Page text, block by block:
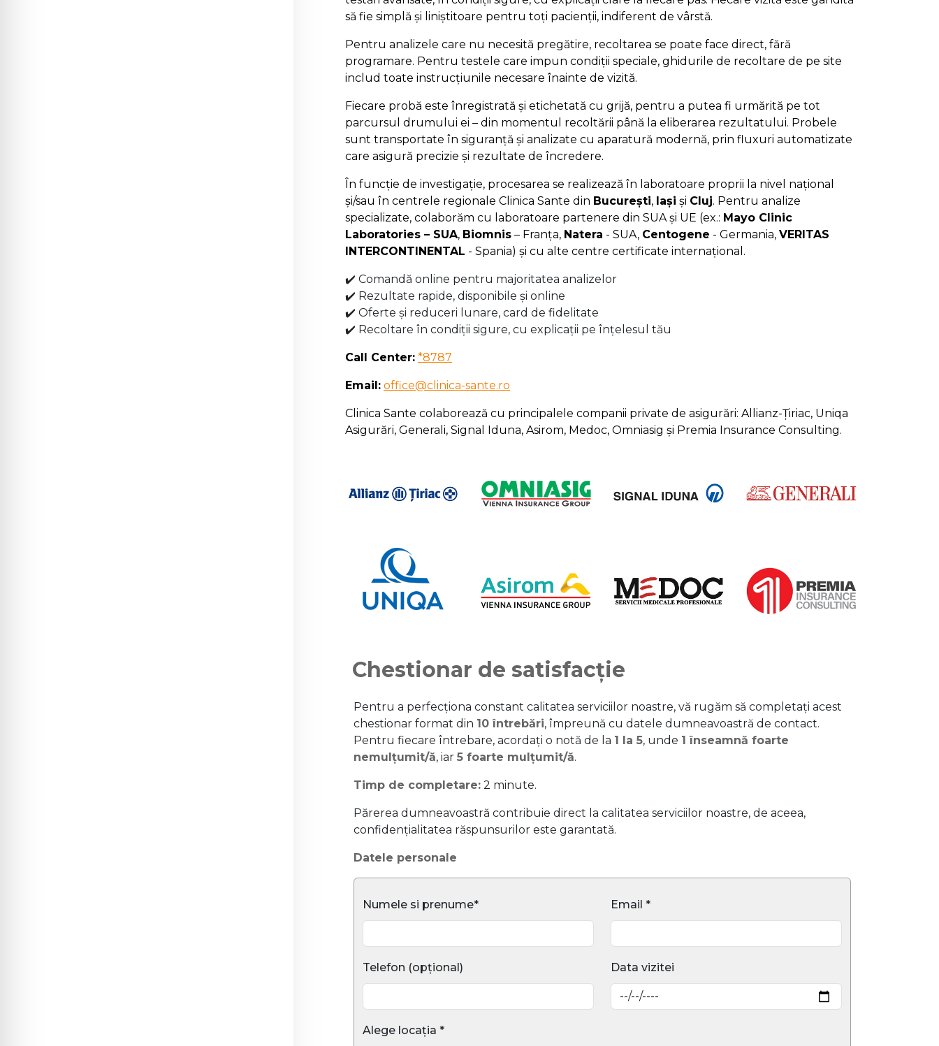
să fie simplă și liniștitoare pentru toți pacienții, indiferent de vârstă.
Pentru analizele care nu necesită pregătire, recoltarea se poate face direct, fără
programare. Pentru testele care impun condiții speciale, ghidurile de recoltare de pe site
includ toate instrucțiunile necesare înainte de vizită.
Fiecare probă este înregistrată și etichetată cu grijă, pentru a putea fi urmărită pe tot
parcursul drumului ei – din momentul recoltării până la eliberarea rezultatului. Probele
sunt transportate în siguranță și analizate cu aparatură modernă, prin fluxuri automatizate
care asigură precizie și rezultate de încredere.
În funcție de investigație, procesarea se realizează în laboratoare proprii la nivel național
și/sau în centrele regionale Clinica Sante din București, Iași și Cluj. Pentru analize
specializate, colaborăm cu laboratoare partenere din SUA și UE (ex.: Mayo Clinic
Laboratories – SUA, Biomnis – Franța, Natera - SUA, Centogene - Germania, VERITAS
INTERCONTINENTAL - Spania) și cu alte centre certificate internațional.
✔️ Comandă online pentru majoritatea analizelor
✔️ Rezultate rapide, disponibile și online
✔️ Oferte și reduceri lunare, card de fidelitate
✔️ Recoltare în condiții sigure, cu explicații pe înțelesul tău
Call Center: *8787
Email: office@clinica-sante.ro
Clinica Sante colaborează cu principalele companii private de asigurări: Allianz-Țiriac, Uniqa
Asigurări, Generali, Signal Iduna, Asirom, Medoc, Omniasig și Premia Insurance Consulting.
Chestionar de satisfacție
Pentru a perfecționa constant calitatea serviciilor noastre, vă rugăm să completați acest
chestionar format din 10 întrebări, împreună cu datele dumneavoastră de contact.
Pentru fiecare întrebare, acordați o notă de la 1 la 5, unde 1 înseamnă foarte
nemulțumit/ă, iar 5 foarte mulțumit/ă.
Timp de completare: 2 minute.
Părerea dumneavoastră contribuie direct la calitatea serviciilor noastre, de aceea,
confidențialitatea răspunsurilor este garantată.
Datele personale
Numele si prenume* Email *
Telefon (opțional) Data vizitei
Alege locația *